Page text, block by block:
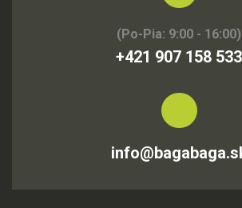
(Po-Pia: 9:00 - 16:00)
+421 907 158 533